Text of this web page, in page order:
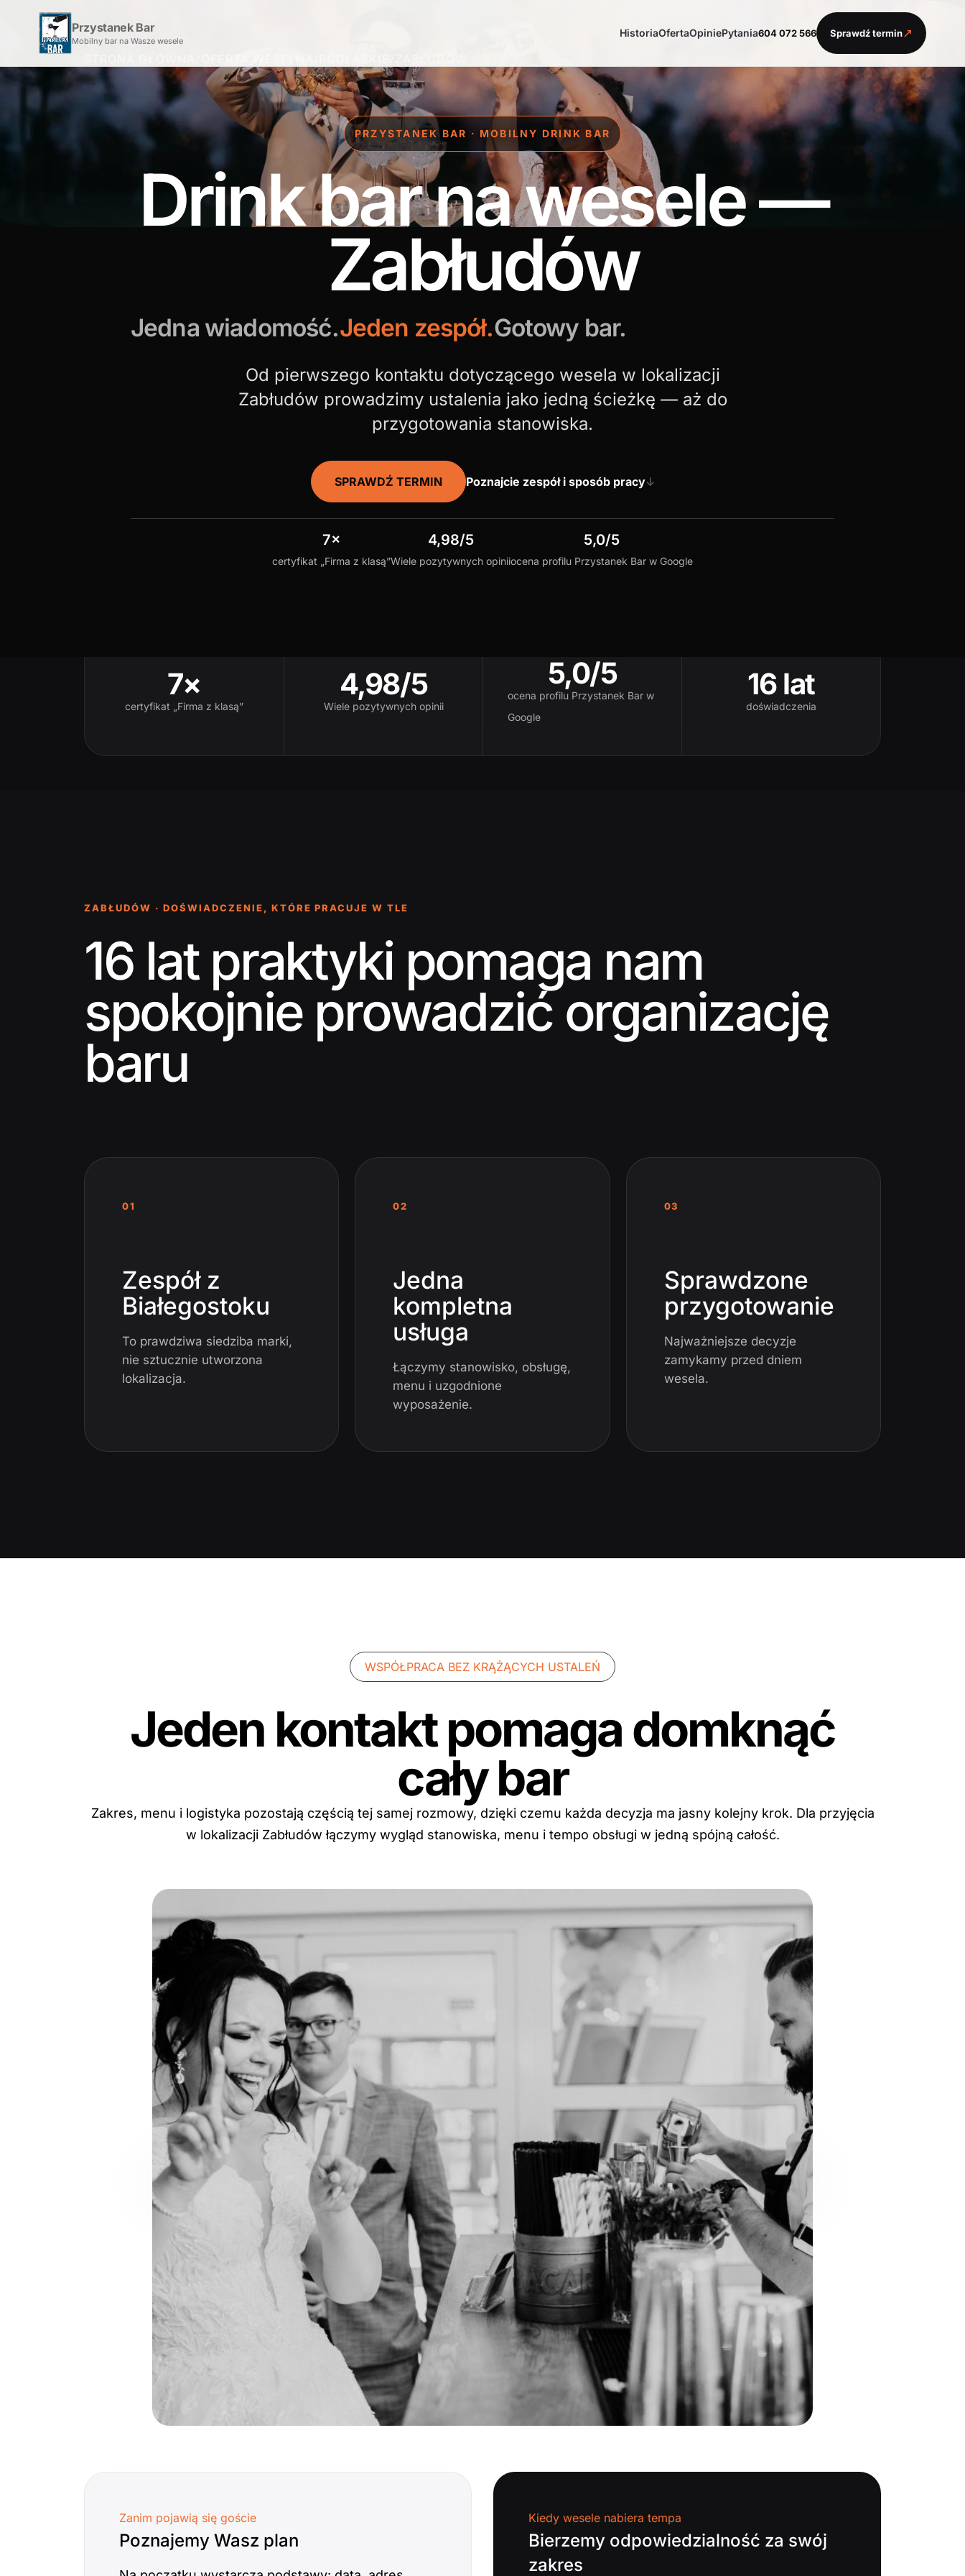
Przystanek Bar
Mobilny bar na Wasze wesele
HistoriaOfertaOpiniePytania604 072 566 Sprawdź termin↗
PRZYSTANEK BAR · MOBILNY DRINK BAR
Drink bar na wesele —
Zabłudów
Jedna wiadomość.Jeden zespół.Gotowy bar.
Od pierwszego kontaktu dotyczącego wesela w lokalizacji
Zabłudów prowadzimy ustalenia jako jedną ścieżkę — aż do
przygotowania stanowiska.
SPRAWDŹ TERMIN Poznajcie zespół i sposób pracy↓
7×
certyfikat „Firma z klasą”
4,98/5
Wiele pozytywnych opinii
5,0/5
ocena profilu Przystanek Bar w Google
7×
certyfikat „Firma z klasą”
4,98/5
Wiele pozytywnych opinii
5,0/5
ocena profilu Przystanek Bar w
Google
16 lat
doświadczenia
ZABŁUDÓW · DOŚWIADCZENIE, KTÓRE PRACUJE W TLE
16 lat praktyki pomaga nam
spokojnie prowadzić organizację
baru
01
Zespół z
Białegostoku
To prawdziwa siedziba marki,
nie sztucznie utworzona
lokalizacja.
02
Jedna
kompletna
usługa
Łączymy stanowisko, obsługę,
menu i uzgodnione
wyposażenie.
03
Sprawdzone
przygotowanie
Najważniejsze decyzje
zamykamy przed dniem
wesela.
WSPÓŁPRACA BEZ KRĄŻĄCYCH USTALEŃ
Jeden kontakt pomaga domknąć
cały bar
Zakres, menu i logistyka pozostają częścią tej samej rozmowy, dzięki czemu każda decyzja ma jasny kolejny krok. Dla przyjęcia
w lokalizacji Zabłudów łączymy wygląd stanowiska, menu i tempo obsługi w jedną spójną całość.
Zanim pojawią się goście
Poznajemy Wasz plan
Kiedy wesele nabiera tempa
Bierzemy odpowiedzialność za swój
zakres